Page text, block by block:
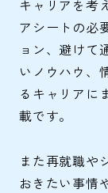
キャリアを考
アシートの必
ョン、避けて
いノウハウ、
るキャリアに
載です。
また再就職や
おきたい事情